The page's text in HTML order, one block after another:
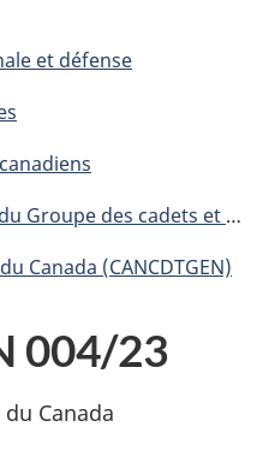
et défense
et rangers juniors canadiens
Canada (CANCDTGEN)
004/23
Canada